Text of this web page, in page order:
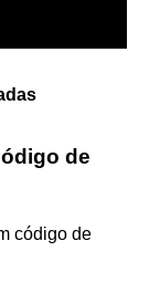
de
código de